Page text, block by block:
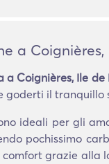
a
Coignières, Ile de
goderti il tranquillo
ideali per gli
pochissimo
grazie alla